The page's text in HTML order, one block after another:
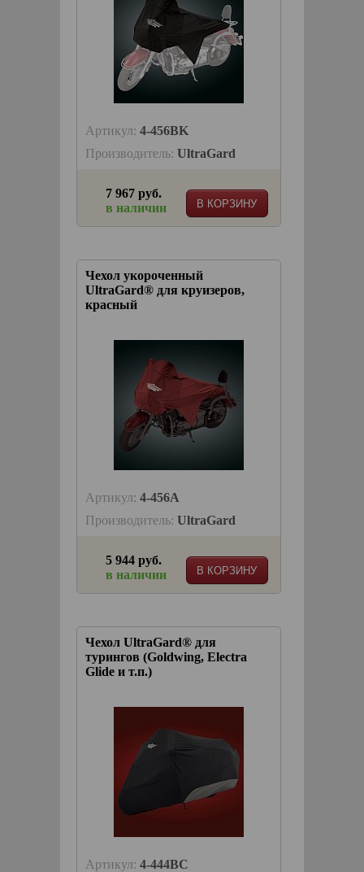
Артикул: 4-456BK
Производитель: UltraGard
В КОРЗИНУ
7 967 руб.
в наличии
Чехол укороченный
UltraGard® для круизеров,
красный
Артикул: 4-456A
Производитель: UltraGard
В КОРЗИНУ
5 944 руб.
в наличии
Чехол UltraGard® для
турингов (Goldwing, Electra
Glide и т.п.)
Артикул: 4-444BC